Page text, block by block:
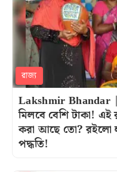
রাজ্য
Lakshmir Bhandar |
মিলবে বেশি টাকা!
করা আছে তো? রইলো
পদ্ধতি!